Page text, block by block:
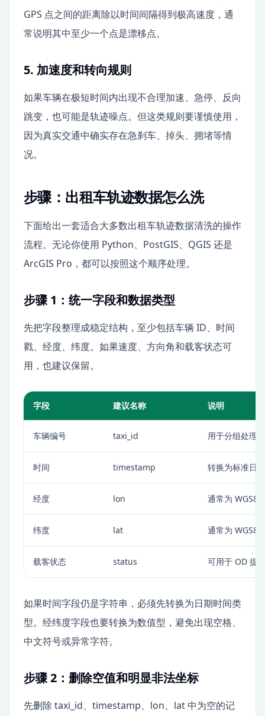
GPS 点之间的距离除以时间间隔得到极高速度，通
常说明其中至少一个点是漂移点。
5. 加速度和转向规则
如果车辆在极短时间内出现不合理加速、急停、反向
跳变，也可能是轨迹噪点。但这类规则要谨慎使用，
因为真实交通中确实存在急刹车、掉头、拥堵等情
况。
步骤：出租车轨迹数据怎么洗
下面给出一套适合大多数出租车轨迹数据清洗的操作
流程。无论你使用 Python、PostGIS、QGIS 还是
ArcGIS Pro，都可以按照这个顺序处理。
步骤 1：统一字段和数据类型
先把字段整理成稳定结构，至少包括车辆 ID、时间
戳、经度、纬度。如果速度、方向角和载客状态可
用，也建议保留。
字段 建议名称 说明
车辆编号 taxi_id 用于分组处理
时间 timestamp 转换为标准日
经度 lon 通常为
纬度 lat 通常为
载客状态 status 可用于 OD 提
如果时间字段仍是字符串，必须先转换为日期时间类
型。经纬度字段也要转换为数值型，避免出现空格、
中文符号或异常字符。
步骤 2：删除空值和明显非法坐标
先删除 taxi_id、timestamp、lon、lat 中为空的记